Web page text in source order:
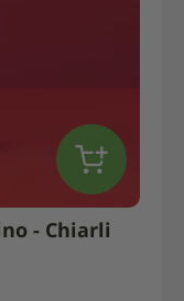
- Chiarli